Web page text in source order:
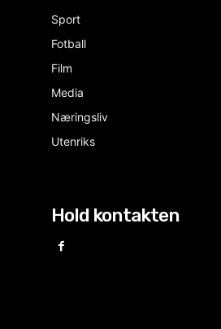
Sport
Fotball
Film
Media
Næringsliv
Utenriks
Hold kontakten